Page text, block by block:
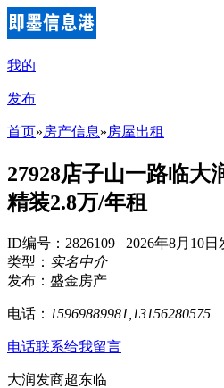
我的
发布
首页»房产信息»房屋出租
27928店子山一路临大
精装2.8万/年租
ID编号：2826109 2026年8月10
类型： 实名中介
发布：盛金房产
电话： 15969889981,13156280575
电话联系给我留言
大润发商超东临